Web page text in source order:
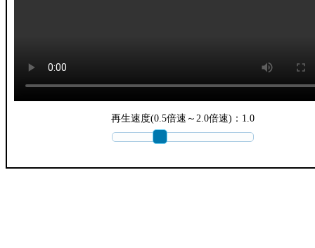
再生速度(0.5倍速～2.0倍速)： 1.0